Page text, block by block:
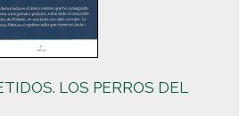
LOS PERROS DEL